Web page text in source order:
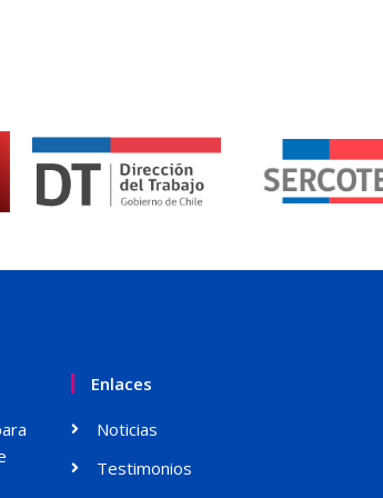
Enlaces
Noticias
Testimonios